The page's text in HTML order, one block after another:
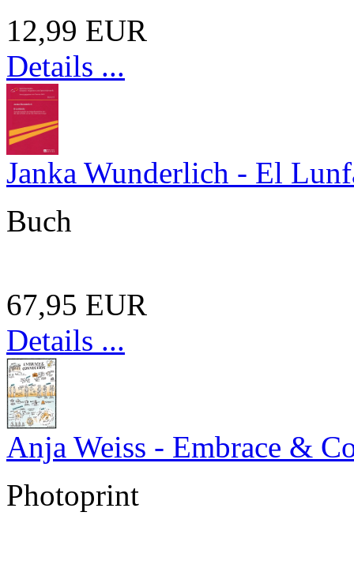
12,99 EUR
Details ...
Janka Wunderlich - El
Buch
67,95 EUR
Details ...
Anja Weiss - Embrace &
Photoprint